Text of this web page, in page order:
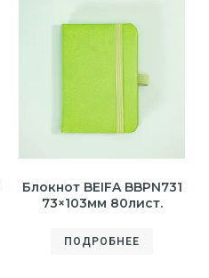
Блокнот BEIFA BBPN731
73×103мм 80лист.
ПОДРОБНЕЕ